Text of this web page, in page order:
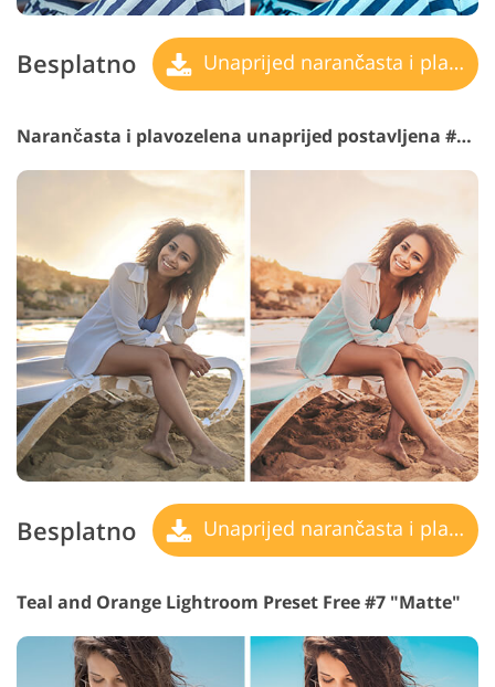
Besplatno Unaprijed narančasta i plavozelena
Narančasta i plavozelena unaprijed postavljena #6 "Forest"
Besplatno Unaprijed narančasta i plavozelena
Teal and Orange Lightroom Preset Free #7 "Matte"